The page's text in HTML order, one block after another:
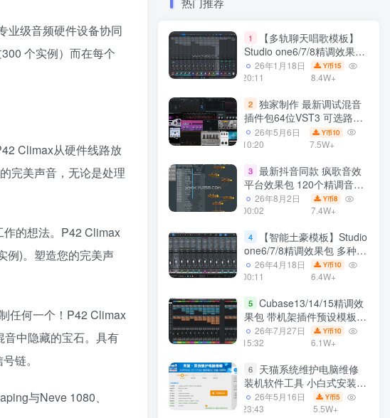
业级音频硬件设备协同
个实例）而在每个
Climax从硬件线路放
完美声音，无论是处理
的想法。P42 Climax
例)。塑造您的完美声
任何一个！P42 Climax
中隐藏的宝石。具有
链。
与Neve 1080、
1
【多轨聊天唱歌模板】
Studio one6/7/8精调效果包
多种效果模式 声卡调试好直
播预设模板
26年1月18日
20:11
Y币15
8.4W+
2 独家制作 最新调试混音
插件包64位VST3 可选路径
一键安装550个效果器合集
v3.0 WiN 支持定制
26年5月6日
10:20
Y币10
7.5W+
3 最新抖音同款 疯歌音效
平台效果包 120个精调音效
包+软件自带170个音效
+600个插件 带安装教程全
26年8月2日
00:02
Y币8
7.4W+
4
【智能土豪模板】Studio
one6/7/8精调效果包 多种效
果模式可选 声卡调试好预设
带插件全套文件
26年4月18日
00:11
Y币10
6.4W+
5 Cubase13/14/15精调效
果包 带机架插件预设模板
声卡调试好效果工程文件
26年7月27日
15:32
Y币10
6.1W+
6
天猫系统维护电脑维修
装机软件工具 小白式安装
完全一键安装系统 电脑系统
装机软件 一键重装系统
26年5月16日
23:43
Y币5
5.5W+